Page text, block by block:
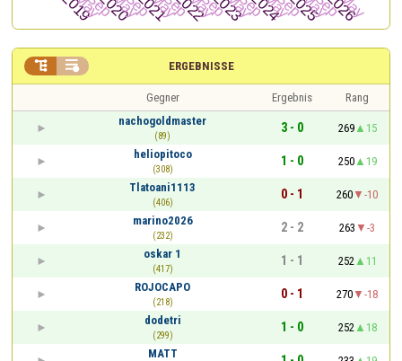
ERGEBNISSE
 
Gegner Ergebnis
Rang
nachogoldmaster
(89)
3 - 0 269
15
heliopitoco
(308)
1 - 0 250
19
Tlatoani1113
(406)
0 - 1 260
-10
marino2026
(232)
2 - 2 263
-3
oskar 1
(417)
1 - 1 252
11
ROJOCAPO
(218)
0 - 1 270
-18
dodetri
(299)
1 - 0 252
18
MATT